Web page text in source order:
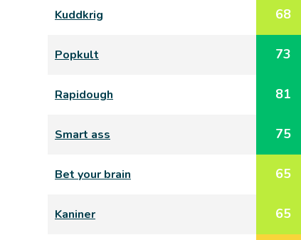
Kuddkrig 68
Popkult 73
Rapidough 81
Smart ass 75
Bet your brain 65
Kaniner 65